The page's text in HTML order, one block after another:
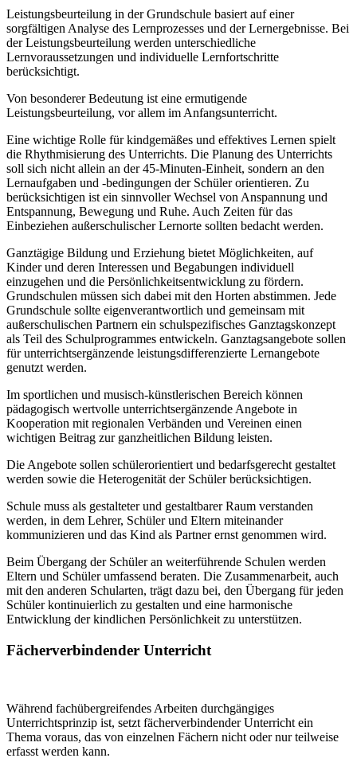
Leistungsbeurteilung in der Grundschule basiert auf einer
sorgfältigen Analyse des Lernprozesses und der Lernergebnisse. Bei
der Leistungsbeurteilung werden unterschiedliche
Lernvoraussetzungen und individuelle Lernfortschritte
berücksichtigt.
Von besonderer Bedeutung ist eine ermutigende
Leistungsbeurteilung, vor allem im Anfangsunterricht.
Eine wichtige Rolle für kindgemäßes und effektives Lernen spielt
die Rhythmisierung des Unterrichts. Die Planung des Unterrichts
soll sich nicht allein an der 45-Minuten-Einheit, sondern an den
Lernaufgaben und -bedingungen der Schüler orientieren. Zu
berücksichtigen ist ein sinnvoller Wechsel von Anspannung und
Entspannung, Bewegung und Ruhe. Auch Zeiten für das
Einbeziehen außerschulischer Lernorte sollten bedacht werden.
Ganztägige Bildung und Erziehung bietet Möglichkeiten, auf
Kinder und deren Interessen und Begabungen individuell
einzugehen und die Persönlichkeitsentwicklung zu fördern.
Grundschulen müssen sich dabei mit den Horten abstimmen. Jede
Grundschule sollte eigenverantwortlich und gemeinsam mit
außerschulischen Partnern ein schulspezifisches Ganztagskonzept
als Teil des Schulprogrammes entwickeln. Ganztagsangebote sollen
für unterrichtsergänzende leistungsdifferenzierte Lernangebote
genutzt werden.
Im sportlichen und musisch-künstlerischen Bereich können
pädagogisch wertvolle unterrichtsergänzende Angebote in
Kooperation mit regionalen Verbänden und Vereinen einen
wichtigen Beitrag zur ganzheitlichen Bildung leisten.
Die Angebote sollen schülerorientiert und bedarfsgerecht gestaltet
werden sowie die Heterogenität der Schüler berücksichtigen.
Schule muss als gestalteter und gestaltbarer Raum verstanden
werden, in dem Lehrer, Schüler und Eltern miteinander
kommunizieren und das Kind als Partner ernst genommen wird.
Beim Übergang der Schüler an weiterführende Schulen werden
Eltern und Schüler umfassend beraten. Die Zusammenarbeit, auch
mit den anderen Schularten, trägt dazu bei, den Übergang für jeden
Schüler kontinuierlich zu gestalten und eine harmonische
Entwicklung der kindlichen Persönlichkeit zu unterstützen.
Fächerverbindender Unterricht
Während fachübergreifendes Arbeiten durchgängiges
Unterrichtsprinzip ist, setzt fächerverbindender Unterricht ein
Thema voraus, das von einzelnen Fächern nicht oder nur teilweise
erfasst werden kann.